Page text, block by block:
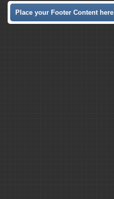
Place your Footer Content here